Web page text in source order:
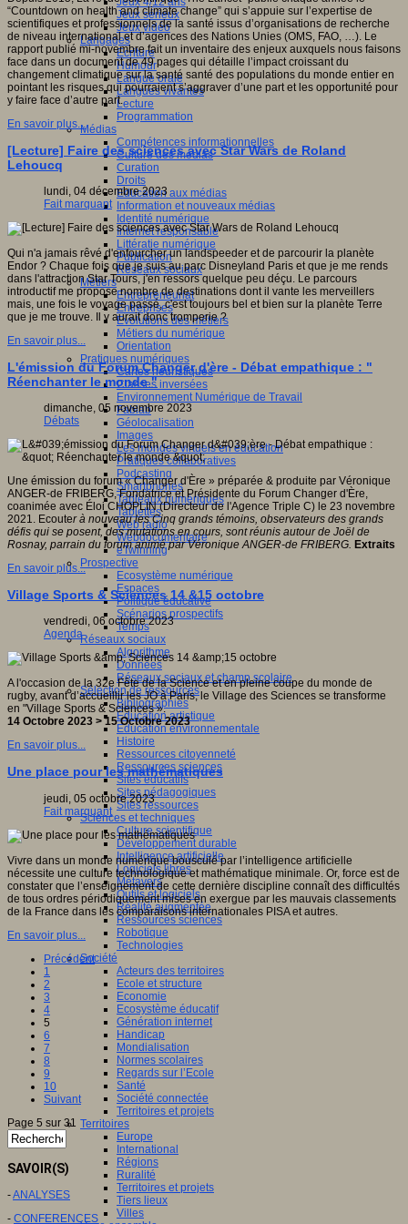
Jeux sérieux
Jeux vidéo
Langages
Ecriture
Humour
Langue orale
Langues vivantes
Lecture
Programmation
Médias
Compétences informationnelles
Culture des médias
Curation
Droits
Education aux médias
Information et nouveaux médias
Identité numérique
Internet responsable
Littératie numérique
Publication
Réseaux sociaux
Métiers
Entrepreneuriat
Entreprises
Evolutions des métiers
Métiers du numérique
Orientation
Pratiques numériques
Cartes heuristiques
Classes inversées
Environnement Numérique de Travail
Fablab
Géolocalisation
Images
Les mondes virtuels en éducation
Pratiques collaboratives
Podcasting
Smartphones
Tableaux numériques
Tablettes
Web radio
Webdocumentaire
eTwinning
Prospective
Ecosystème numérique
Espaces
Politique éducative
Scénarios prospectifs
Temps
Réseaux sociaux
Algorithme
Données
Réseaux sociaux et champ scolaire
Sélection de ressources
Bibliographies
Education artistique
Education environnementale
Histoire
Ressources citoyenneté
Ressources sciences
Sites éducatifs
Sites pédagogiques
Sites ressources
Sciences et techniques
Culture scientifique
Développement durable
Intelligence artificielle
Logiciels libres
Métavers
Outils et logiciels
Réalité augmentée
Ressources sciences
Robotique
Technologies
Société
Acteurs des territoires
Ecole et structure
Economie
Ecosystème éducatif
Génération internet
Handicap
Mondialisation
Normes scolaires
Regards sur l’Ecole
Santé
Société connectée
Territoires et projets
Territoires
Europe
International
Régions
Ruralité
Territoires et projets
Tiers lieux
Villes
“Countdown on health and climate change” qui s’appuie sur l’expertise de
scientifiques et professionnels de la santé issus d’organisations de recherche
de niveau international et d’agences des Nations Unies (OMS, FAO, …). Le
rapport publié mi-novembre fait un inventaire des enjeux auxquels nous faisons
face dans un document de 49 pages qui détaille l’impact croissant du
changement climatique sur la santé santé des populations du monde entier en
pointant les risques qui pourraient s’aggraver d’une part et les opportunité pour
y faire face d’autre part.
En savoir plus...
[Lecture] Faire des sciences avec Star Wars de Roland
Lehoucq
lundi, 04 décembre 2023
Fait marquant
Qui n'a jamais rêvé d'enfourcher un landspeeder et de parcourir la planète
Endor ? Chaque fois que je suis au parc Disneyland Paris et que je me rends
dans l'attraction Star Tours, j'en ressors quelque peu déçu. Le parcours
introductif me propose nombre de destinations dont il vante les merveillers
mais, une fois le voyage passé, c'est toujours bel et bien sur la planète Terre
que je me trouve. Il y aurait donc tromperie ?
En savoir plus...
L'émission du Forum Changer d'ère - Débat empathique : "
Réenchanter le monde "
dimanche, 05 novembre 2023
Débats
Une émission du forum « Changer d'Ère » préparée & produite par Véronique
ANGER-de FRIBERG, Fondatrice et Présidente du Forum Changer d'Ère,
coanimée avec Éloi CHOPLIN (Directeur de l'Agence Triple C) le 23 novembre
2021. Ecouter à nouveau les Cinq grands témoins, observateurs des grands
défis qui se posent, des mutations en cours, sont réunis autour de Joël de
Rosnay, parrain du forum animéparVéronique ANGER-de FRIBERG. Extraits
En savoir plus...
Village Sports & Sciences 14 &15 octobre
vendredi, 06 octobre 2023
Agenda
A l'occasion de la 32e Fête de la Science et en pleine coupe du monde de
rugby, avant d’accueillir les JO à Paris, le Village des Sciences se transforme
en "Village Sports & Sciences ».
14 Octobre 2023 > 15 Octobre 2023
En savoir plus...
Une place pour les mathématiques
jeudi, 05 octobre 2023
Fait marquant
Vivre dans un monde numérique bousculé par l’intelligence artificielle
nécessite une culture technologique et mathématique minimale. Or, force est de
constater que l’enseignement de cette dernière discipline connaît des difficultés
de tous ordres périodiquement mises en exergue par les mauvais classements
de la France dans les comparaisons internationales PISA et autres.
En savoir plus...
Précédent
1
2
3
4
5
6
7
8
9
10
Suivant
Page 5 sur 31
SAVOIR(S)
-ANALYSES
- CONFERENCES